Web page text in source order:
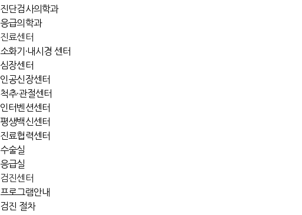
진단검사의학과
응급의학과
진료센터
소화기·내시경 센터
심장센터
인공신장센터
척추·관절센터
인터벤션센터
평생백신센터
진료협력센터
수술실
응급실
검진센터
프로그램안내
검진 절차